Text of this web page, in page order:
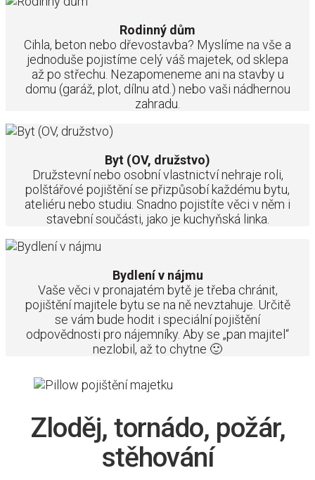
Rodinný dům
Cihla, beton nebo dřevostavba? Myslíme na vše a
jednoduše pojistíme celý váš majetek, od sklepa
až po střechu. Nezapomeneme ani na stavby u
domu (garáž, plot, dílnu atd.) nebo vaši nádhernou
zahradu.
Byt (OV, družstvo)
Družstevní nebo osobní vlastnictví nehraje roli,
polštářové pojištění se přizpůsobí každému bytu,
ateliéru nebo studiu. Snadno pojistíte věci v něm i
stavební součásti, jako je kuchyňská linka.
Bydlení v nájmu
Vaše věci v pronajatém bytě je třeba chránit,
pojištění majitele bytu se na ně nevztahuje. Určitě
se vám bude hodit i speciální pojištění
odpovědnosti pro nájemníky. Aby se „pan majitel“
nezlobil, až to chytne 🙂
Zloděj, tornádo, požár,
stěhování